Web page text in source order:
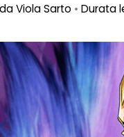
Viola Sarto • Durata